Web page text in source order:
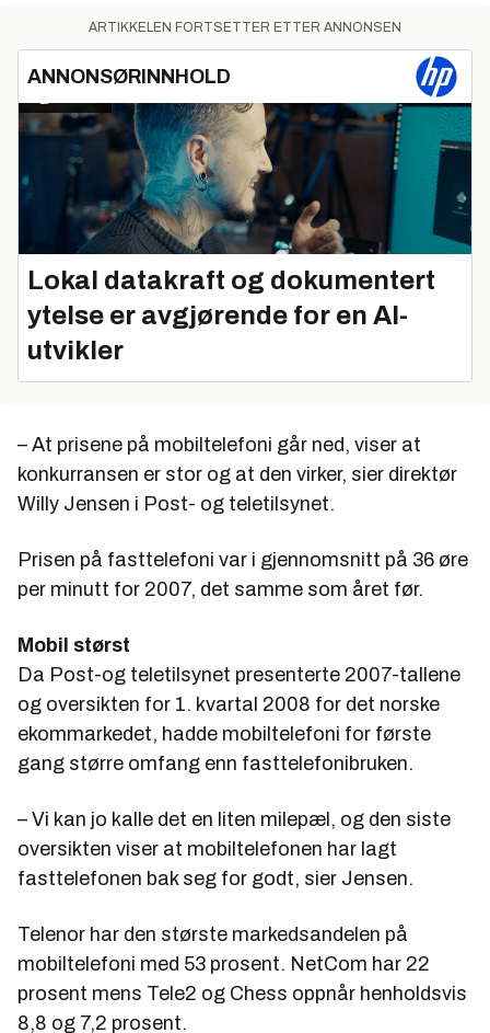
ARTIKKELEN FORTSETTER ETTER ANNONSEN
ANNONSØRINNHOLD
Lokal datakraft og dokumentert
ytelse er avgjørende for en AI-
utvikler
– At prisene på mobiltelefoni går ned, viser at
konkurransen er stor og at den virker, sier direktør
Willy Jensen i Post- og teletilsynet.
Prisen på fasttelefoni var i gjennomsnitt på 36 øre
per minutt for 2007, det samme som året før.
Mobil størst
Da Post-og teletilsynet presenterte 2007-tallene
og oversikten for 1. kvartal 2008 for det norske
ekommarkedet, hadde mobiltelefoni for første
gang større omfang enn fasttelefonibruken.
– Vi kan jo kalle det en liten milepæl, og den siste
oversikten viser at mobiltelefonen har lagt
fasttelefonen bak seg for godt, sier Jensen.
Telenor har den største markedsandelen på
mobiltelefoni med 53 prosent. NetCom har 22
prosent mens Tele2 og Chess oppnår henholdsvis
8,8 og 7,2 prosent.